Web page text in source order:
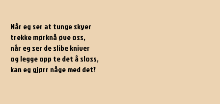
Når eg ser at tunge skyer
trekke mørknå øve oss,
når eg ser de slibe kniver
og legge opp te det å sloss,
kan eg gjørr någe med det?